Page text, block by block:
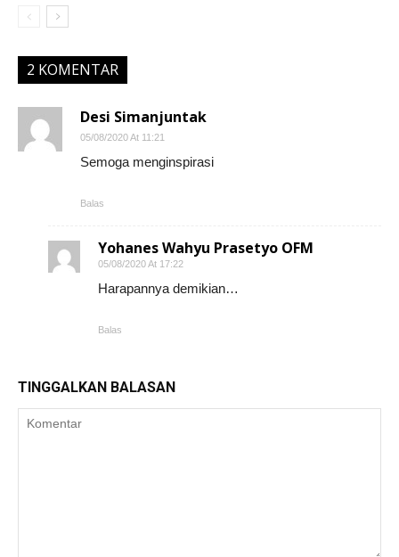
2 KOMENTAR
Desi Simanjuntak
05/08/2020 At 11:21
Semoga menginspirasi
Balas
Yohanes Wahyu Prasetyo OFM
05/08/2020 At 17:22
Harapannya demikian…
Balas
TINGGALKAN BALASAN